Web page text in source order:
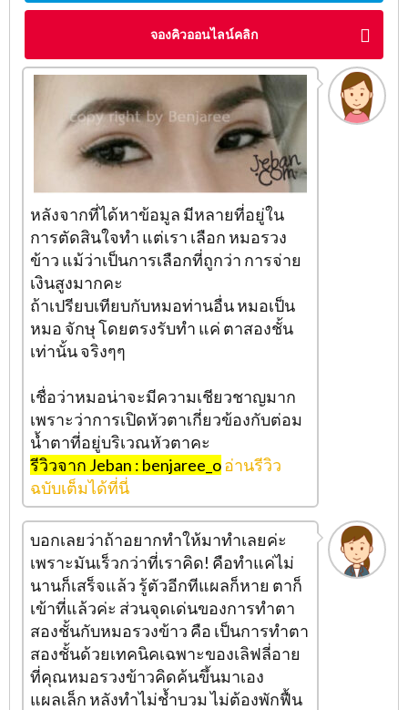
จองคิวออนไลน์คลิก
หลังจากที่ได้หาข้อมูล มีหลายที่อยู่ใน
การตัดสินใจทำ แต่เรา เลือก หมอรวง
ข้าว แม้ว่าเป็นการเลือกที่ถูกว่า การจ่าย
เงินสูงมากคะ
ถ้าเปรียบเทียบกับหมอท่านอื่น หมอเป็น
หมอ จักษุ โดยตรงรับทำ แค่ ตาสองชั้น
เท่านั้น จริงๆๆ
เชื่อว่าหมอน่าจะมีความเชียวชาญมาก
เพราะว่าการเปิดหัวตาเกี่ยวข้องกับต่อม
น้ำตาที่อยู่บริเวณหัวตาคะ
รีวิวจาก Jeban : benjaree_oอ่านรีวิว
ฉบับเต็มได้ที่นี่
บอกเลยว่าถ้าอยากทำให้มาทำเลยค่ะ
เพราะมันเร็วกว่าที่เราคิด! คือทำแค่ไม่
นานก็เสร็จแล้ว รู้ตัวอีกทีแผลก็หาย ตาก็
เข้าที่แล้วค่ะ ส่วนจุดเด่นของการทำตา
สองชั้นกับหมอรวงข้าว คือ เป็นการทำตา
สองชั้นด้วยเทคนิคเฉพาะของเลิฟลี่อาย
ที่คุณหมอรวงข้าวคิดค้นขึ้นมาเอง
แผลเล็ก หลังทำไม่ช้ำบวม ไม่ต้องพักฟื้น